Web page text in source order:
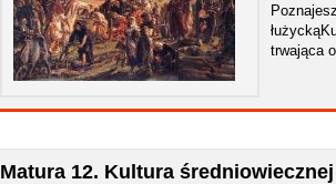
trwająca
Matura 12. Kultura